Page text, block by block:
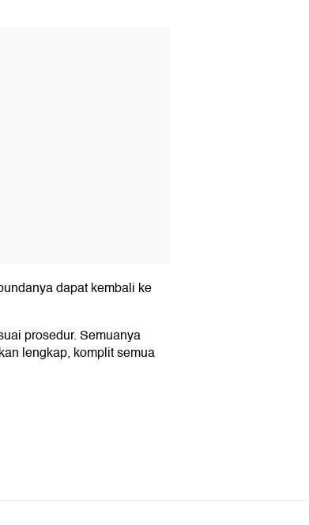
dapat kembali ke
prosedur. Semuanya
lengkap, komplit semua